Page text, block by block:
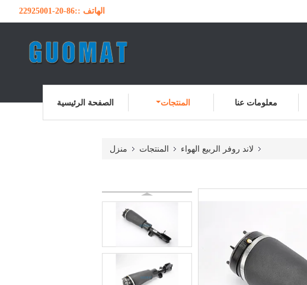
الهاتف ::86-20-22925001
الصفحة الرئيسية المنتجات معلومات عنا
منزل المنتجات لاند روفر الربيع الهواء